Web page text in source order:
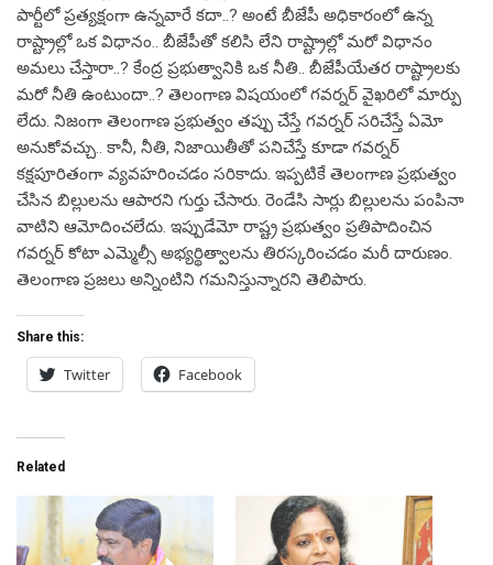
పార్టీలో ప్రత్యక్షంగా ఉన్నవారే కదా..? అంటే బీజేపీ అధికారంలో ఉన్న
రాష్ట్రాల్లో ఒక విధానం.. బీజేపీతో కలిసి లేని రాష్ట్రాల్లో మరో విధానం
అమలు చేస్తారా..? కేంద్ర ప్రభుత్వానికి ఒక నీతి.. బీజేపీయేతర రాష్ట్రాలకు
మరో నీతి ఉంటుందా..? తెలంగాణ విషయంలో గవర్నర్‌ వైఖరిలో మార్పు
లేదు. నిజంగా తెలంగాణ ప్రభుత్వం తప్పు చేస్తే గవర్నర్‌ సరిచేస్తే ఏమో
అనుకోవచ్చు.. కానీ, నీతి, నిజాయితీతో పనిచేస్తే కూడా గవర్నర్‌
కక్షపూరితంగా వ్యవహరించడం సరికాదు. ఇప్పటికే తెలంగాణ ప్రభుత్వం
చేసిన బిల్లులను ఆపారని గుర్తు చేసారు. రెండేసి సార్లు బిల్లులను పంపినా
వాటిని ఆమోదించలేదు. ఇప్పుడేమో రాష్ట్ర ప్రభుత్వం ప్రతిపాదించిన
గవర్నర్‌ కోటా ఎమ్మెల్సీ అభ్యర్థిత్వాలను తిరస్కరించడం మరీ దారుణం.
తెలంగాణ ప్రజలు అన్నింటిని గమనిస్తున్నారని తెలిపారు.
Share this:
Twitter Facebook
Related